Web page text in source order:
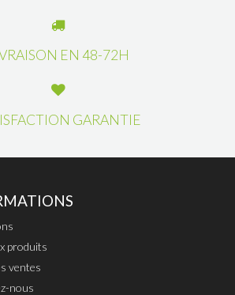
EN 48-72H
GARANTIE
produits
ventes
nous